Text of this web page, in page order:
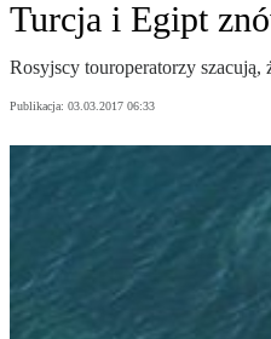
Turcja i Egipt
Rosyjscy touroperatorzy
Publikacja: 03.03.2017 06:33